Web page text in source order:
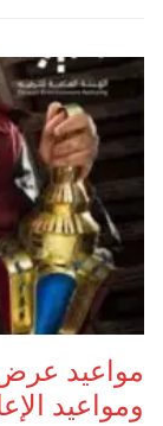
مواعيد عرض
ومواعيد